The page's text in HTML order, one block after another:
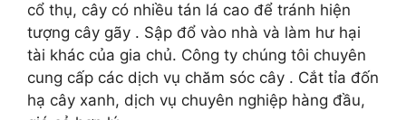
cổ thụ, cây có nhiều tán lá cao để tránh hiện
tượng cây gãy . Sập đổ vào nhà và làm hư hại
tài khác của gia chủ. Công ty chúng tôi chuyên
cung cấp các dịch vụ chăm sóc cây . Cắt tỉa đốn
hạ cây xanh, dịch vụ chuyên nghiệp hàng đầu,